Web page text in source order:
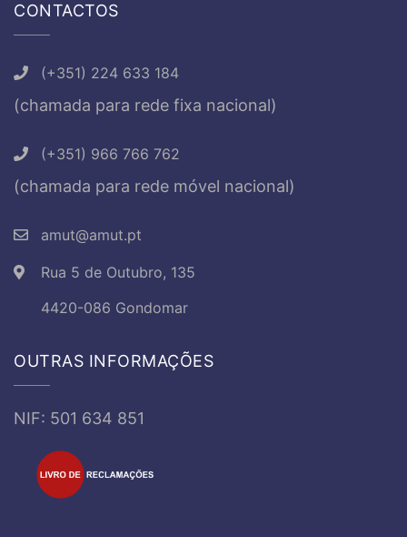
CONTACTOS
(+351) 224 633 184
(chamada para rede fixa nacional)
(+351) 966 766 762
(chamada para rede móvel nacional)
amut@amut.pt
Rua 5 de Outubro, 135
4420-086 Gondomar
OUTRAS INFORMAÇÕES
NIF: 501 634 851